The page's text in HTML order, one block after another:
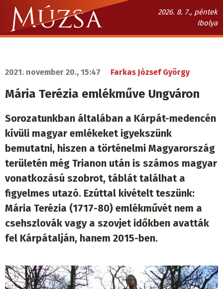
Ugrás
tartalomra
2026. 8. 7., péntek
Ibolya
Múzsa.sk
2021. november 20., 15:47 Farkas József György
Mária Terézia emlékműve Ungváron
Sorozatunkban általában a Kárpát-medencén
kívüli magyar emlékeket igyekszünk
bemutatni, hiszen a történelmi Magyarország
területén még Trianon után is számos magyar
vonatkozású szobrot, táblát találhat a
figyelmes utazó. Ezúttal kivételt teszünk:
Mária Terézia (1717-80) emlékművét nem a
csehszlovák vagy a szovjet időkben avatták
fel Kárpátalján, hanem 2015-ben.